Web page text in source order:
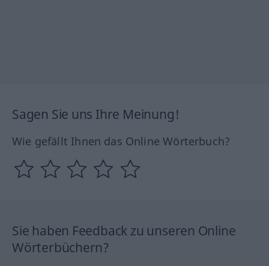
Sagen Sie uns Ihre Meinung!
Wie gefällt Ihnen das Online Wörterbuch?
Sie haben Feedback zu unseren Online
Wörterbüchern?